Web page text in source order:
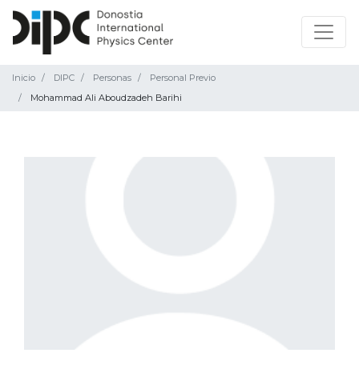
Inicio DIPC Personas
Personal Previo
Mohammad Ali Aboudzadeh Barihi